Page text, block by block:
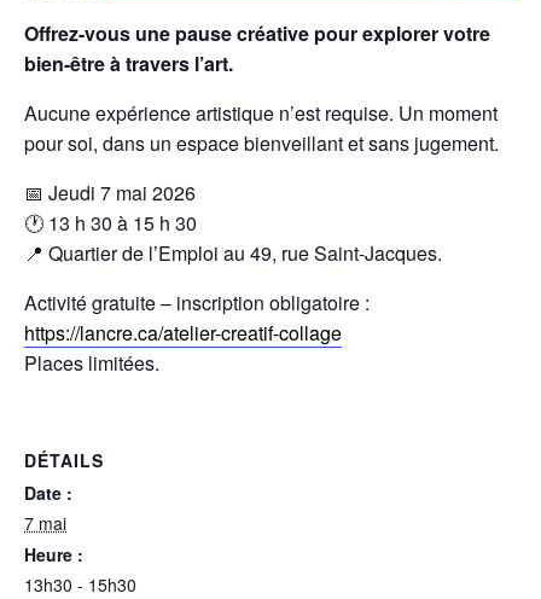
Offrez-vous une pause créative pour explorer votre
bien-être à travers l’art.
Aucune expérience artistique n’est requise. Un moment
pour soi, dans un espace bienveillant et sans jugement.
📅 Jeudi 7 mai 2026
🕐 13 h 30 à 15 h 30
📍 Quartier de l’Emploi au 49, rue Saint-Jacques.
Activité gratuite – inscription obligatoire :
https://lancre.ca/atelier-creatif-collage
Places limitées.
DÉTAILS
Date :
7 mai
Heure :
13h30 - 15h30